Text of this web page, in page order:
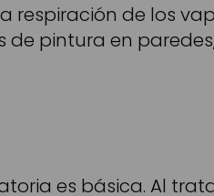
respiración de los
pintura en
es básica. Al